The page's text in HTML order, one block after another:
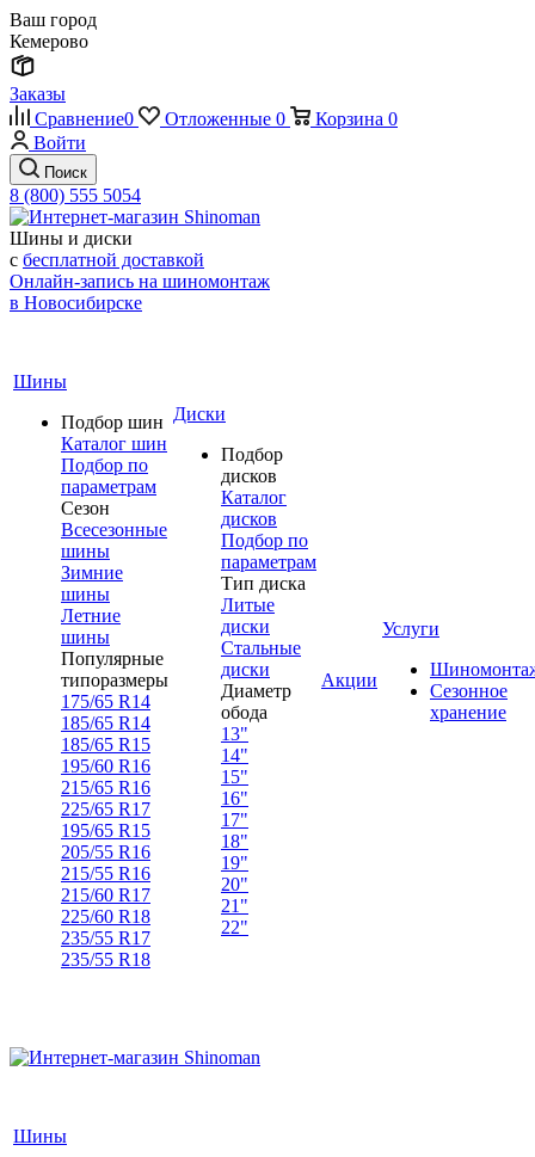
Ваш город
Кемерово
Заказы
Сравнение0 Отложенные 0 Корзина 0
Войти
Поиск
8 (800) 555 5054
Шины и диски
с бесплатной доставкой
Онлайн-запись на шиномонтаж
в Новосибирске
Шины
Подбор шин
Каталог шин
Подбор по
параметрам
Сезон
Всесезонные
шины
Зимние
шины
Летние
шины
Популярные
типоразмеры
175/65 R14
185/65 R14
185/65 R15
195/60 R16
215/65 R16
225/65 R17
195/65 R15
205/55 R16
215/55 R16
215/60 R17
225/60 R18
235/55 R17
235/55 R18
Диски
Подбор
дисков
Каталог
дисков
Подбор по
параметрам
Тип диска
Литые
диски
Стальные
диски
Диаметр
обода
13"
14"
15"
16"
17"
18"
19"
20"
21"
22"
Акции
Услуги
Сезонное
хранение
Шины